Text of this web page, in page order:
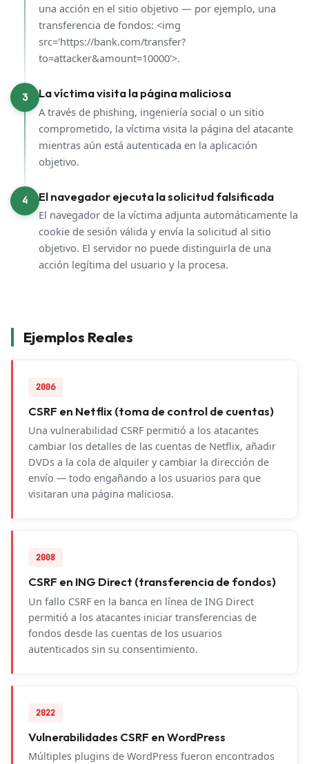
una acción en el sitio objetivo — por ejemplo, una
transferencia de fondos: <img
src='https://bank.com/transfer?
to=attacker&amount=10000'>.
3 La víctima visita la página maliciosa
A través de phishing, ingeniería social o un sitio
comprometido, la víctima visita la página del atacante
mientras aún está autenticada en la aplicación
objetivo.
4 El navegador ejecuta la solicitud falsificada
El navegador de la víctima adjunta automáticamente la
cookie de sesión válida y envía la solicitud al sitio
objetivo. El servidor no puede distinguirla de una
acción legítima del usuario y la procesa.
Ejemplos Reales
2006
CSRF en Netflix (toma de control de cuentas)
Una vulnerabilidad CSRF permitió a los atacantes
cambiar los detalles de las cuentas de Netflix, añadir
DVDs a la cola de alquiler y cambiar la dirección de
envío — todo engañando a los usuarios para que
visitaran una página maliciosa.
2008
CSRF en ING Direct (transferencia de fondos)
Un fallo CSRF en la banca en línea de ING Direct
permitió a los atacantes iniciar transferencias de
fondos desde las cuentas de los usuarios
autenticados sin su consentimiento.
2022
Vulnerabilidades CSRF en WordPress
Múltiples plugins de WordPress fueron encontrados